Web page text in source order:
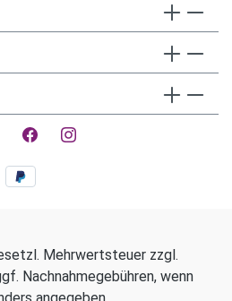
Mehrwertsteuer zzgl.
Nachnahmegebühren, wenn